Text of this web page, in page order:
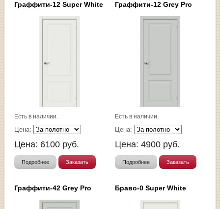
Граффити-12 Super White
Есть в наличии.
Цена:
Цена: 6100 руб.
Подробнее Заказать
Граффити-12 Grey Pro
Есть в наличии.
Цена:
Цена: 4900 руб.
Подробнее Заказать
Граффити-42 Grey Pro Браво-0 Super White